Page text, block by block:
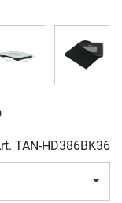
TAN-HD386BK36